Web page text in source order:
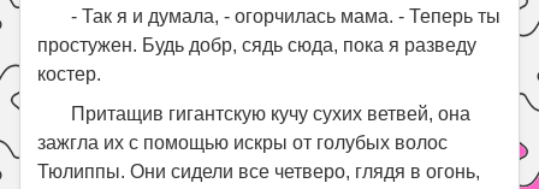
- Так я и думала, - огорчилась мама. - Теперь ты
простужен. Будь добр, сядь сюда, пока я разведу
костер.
Притащив гигантскую кучу сухих ветвей, она
зажгла их с помощью искры от голубых волос
Тюлиппы. Они сидели все четверо, глядя в огонь,